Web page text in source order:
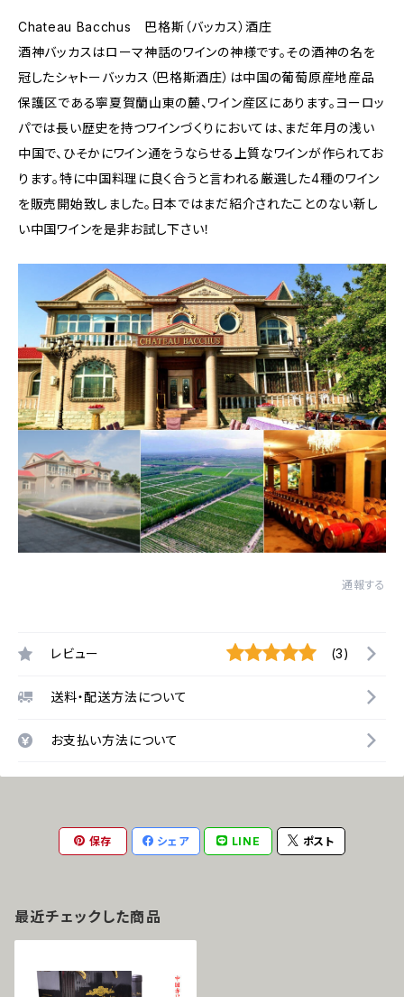
Chateau Bacchus 巴格斯（バッカス）酒庄
酒神バッカスはローマ神話のワインの神様です。その酒神の名を
冠したシャトーバッカス（巴格斯酒庄）は中国の葡萄原産地産品
保護区である寧夏賀蘭山東の麓、ワイン産区にあります。ヨーロッ
パでは長い歴史を持つワインづくりにおいては、まだ年月の浅い
中国で、ひそかにワイン通をうならせる上質なワインが作られてお
ります。特に中国料理に良く合うと言われる厳選した4種のワイン
を販売開始致しました。日本ではまだ紹介されたことのない新し
い中国ワインを是非お試し下さい！
通報する
レビュー (3)
送料・配送方法について
お支払い方法について
保存 シェア LINE ポスト
最近チェックした商品